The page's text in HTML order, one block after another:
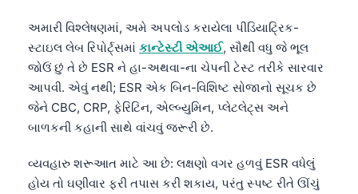
અમારી વિશ્લેષણમાં, અમે અપલોડ કરાયેલા પીડિયાટ્રિક-
સ્ટાઇલ લેબ રિપોર્ટ્સમાં કાન્ટેસ્ટી એઆઈ, સૌથી વધુ જે ભૂલ
જોઉં છું તે છે ESR ને હા-અથવા-ના ચેપની ટેસ્ટ તરીકે સારવાર
આપવી. એવું નથી; ESR એક બિન-વિશિષ્ટ સોજાનો સૂચક છે
જેને CBC, CRP, ફેરિટિન, એલ્બ્યુમિન, પ્લેટલેટ્સ અને
બાળકની કહાની સાથે વાંચવું જરૂરી છે.
વ્યવહારુ શરૂઆત માટે આ છે: લક્ષણો વગર હળવું ESR વધેલું
હોય તો ઘણીવાર ફરી તપાસ કરી શકાય, પરંતુ સ્પષ્ટ રીતે ઊંચું